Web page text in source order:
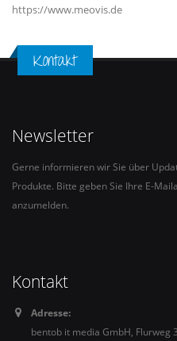
https://www.meovis.de
Kontakt
Newsletter
Gerne informieren wir Sie über
Produkte. Bitte geben Sie Ihre E-
anzumelden.
Kontakt
Adresse:
bentob it media GmbH, Flurweg